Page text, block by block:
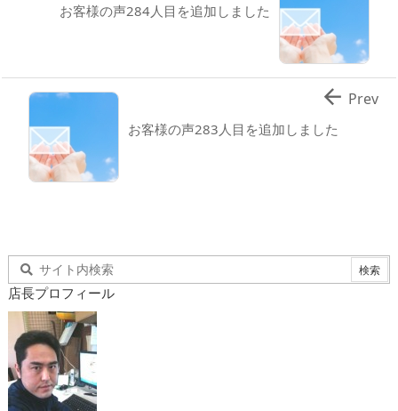
お客様の声284人目を追加しました
お客様の声283人目を追加しました
 Prev
店長プロフィール